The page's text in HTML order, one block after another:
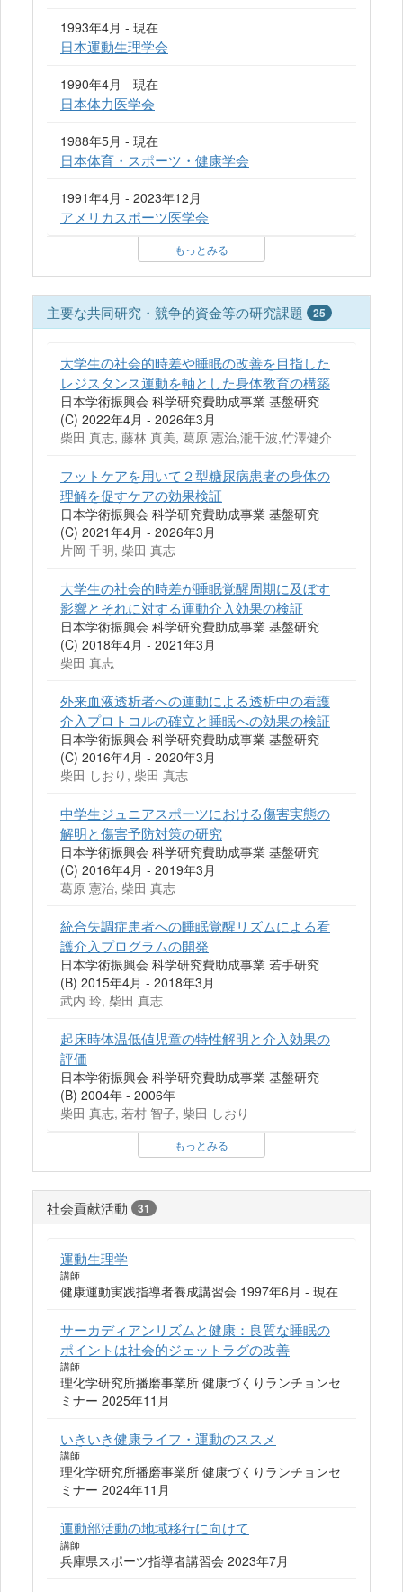
1993年4月 - 現在
日本運動生理学会
1990年4月 - 現在
日本体力医学会
1988年5月 - 現在
日本体育・スポーツ・健康学会
1991年4月 - 2023年12月
アメリカスポーツ医学会
もっとみる
主要な共同研究・競争的資金等の研究課題 25
大学生の社会的時差や睡眠の改善を目指した
レジスタンス運動を軸とした身体教育の構築
日本学術振興会 科学研究費助成事業 基盤研究
(C) 2022年4月 - 2026年3月
柴田 真志, 藤林 真美, 葛原 憲治,瀧千波,竹澤健介
フットケアを用いて２型糖尿病患者の身体の
理解を促すケアの効果検証
日本学術振興会 科学研究費助成事業 基盤研究
(C) 2021年4月 - 2026年3月
片岡 千明, 柴田 真志
大学生の社会的時差が睡眠覚醒周期に及ぼす
影響とそれに対する運動介入効果の検証
日本学術振興会 科学研究費助成事業 基盤研究
(C) 2018年4月 - 2021年3月
柴田 真志
外来血液透析者への運動による透析中の看護
介入プロトコルの確立と睡眠への効果の検証
日本学術振興会 科学研究費助成事業 基盤研究
(C) 2016年4月 - 2020年3月
柴田 しおり, 柴田 真志
中学生ジュニアスポーツにおける傷害実態の
解明と傷害予防対策の研究
日本学術振興会 科学研究費助成事業 基盤研究
(C) 2016年4月 - 2019年3月
葛原 憲治, 柴田 真志
統合失調症患者への睡眠覚醒リズムによる看
護介入プログラムの開発
日本学術振興会 科学研究費助成事業 若手研究
(B) 2015年4月 - 2018年3月
武内 玲, 柴田 真志
起床時体温低値児童の特性解明と介入効果の
評価
日本学術振興会 科学研究費助成事業 基盤研究
(B) 2004年 - 2006年
柴田 真志, 若村 智子, 柴田 しおり
もっとみる
社会貢献活動 31
運動生理学
講師
健康運動実践指導者養成講習会 1997年6月 - 現在
サーカディアンリズムと健康：良質な睡眠の
ポイントは社会的ジェットラグの改善
講師
理化学研究所播磨事業所 健康づくりランチョンセ
ミナー 2025年11月
いきいき健康ライフ・運動のススメ
講師
理化学研究所播磨事業所 健康づくりランチョンセ
ミナー 2024年11月
運動部活動の地域移行に向けて
講師
兵庫県スポーツ指導者講習会 2023年7月